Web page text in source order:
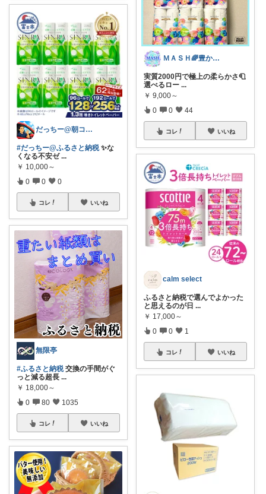
だっちー@朝コレ5時🚗カー用品探求家
#だっちー@ふるさと納税✨な
くなる不安ゼ ...
￥ 10,000～
0 0 0
コレ いいね
無限亭
#ふるさと納税交換の手間がぐ
っと減る超長 ...
￥ 18,000～
0 80 1035
コレ いいね
ＭＡＳＨ🌈豊かな生活へカスタマイズ🌈
実質2000円で極上の柔らかさ🧻
選べるロー ...
￥ 9,000～
0 0 44
コレ いいね
calm select
ふるさと納税で選んでよかった
と思えるのが日 ...
￥ 17,000～
0 0 1
コレ いいね